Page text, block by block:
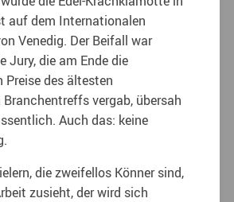
auf dem Internationalen
Venedig. Der Beifall war
Jury, die am Ende die
Preise des ältesten
vergab, übersah
Auch das: keine
die zweifellos Könner sind,
zusieht, der wird sich